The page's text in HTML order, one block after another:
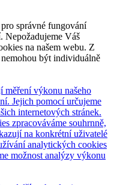
správné fungování
Nepožadujeme Váš
na našem webu. Z
být individuálně
měření výkonu našeho
Jejich pomocí určujeme
internetových stránek.
zpracováváme souhrnně,
na konkrétní uživatelé
analytických cookies
možnost analýzy výkonu